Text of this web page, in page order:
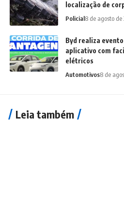
localização de
Policial8 de agosto de
Byd realiza
aplicativo com
elétricos
Automotivos8 de
Leia também